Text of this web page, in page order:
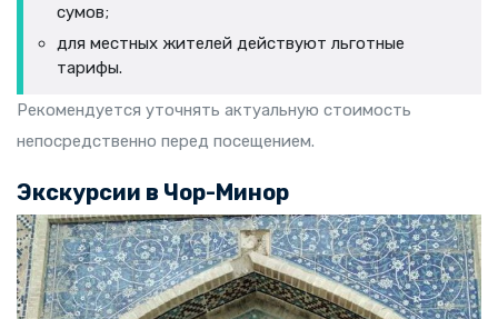
сумов;
для местных жителей действуют льготные
тарифы.
Рекомендуется уточнять актуальную стоимость
непосредственно перед посещением.
Экскурсии в Чор-Минор